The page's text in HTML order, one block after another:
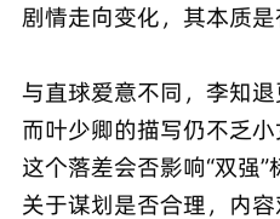
剧情走向变化，其本质是
与直球爱意不同，李知退
而叶少卿的描写仍不乏小
这个落差会否影响“双强”
关于谋划是否合理，内容